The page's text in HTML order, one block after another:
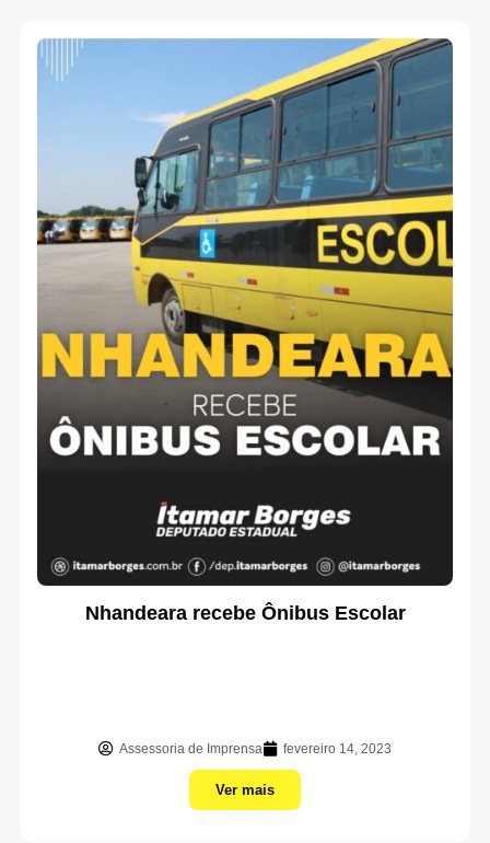
Nhandeara recebe Ônibus Escolar
Assessoria de Imprensa fevereiro 14, 2023
Ver mais